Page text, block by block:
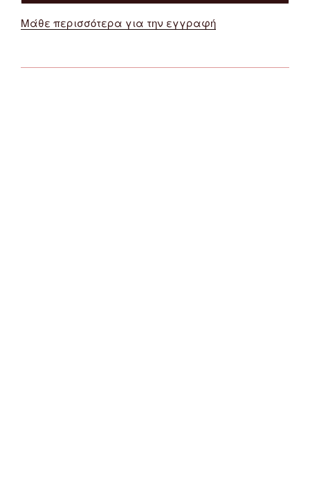
Μάθε περισσότερα για την εγγραφή